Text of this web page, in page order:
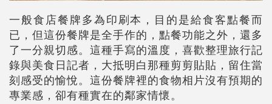
一般食店餐牌多為印刷本，目的是給食客點餐而
已，但這份餐牌是全手作的，點餐功能之外，還多
了一分親切感。這種手寫的溫度，喜歡整理旅行記
錄與美食日記者，大抵明白那種剪剪貼貼，留住當
刻感受的愉悅。這份餐牌裡的食物相片沒有預期的
專業感，卻有種實在的鄰家情懷。